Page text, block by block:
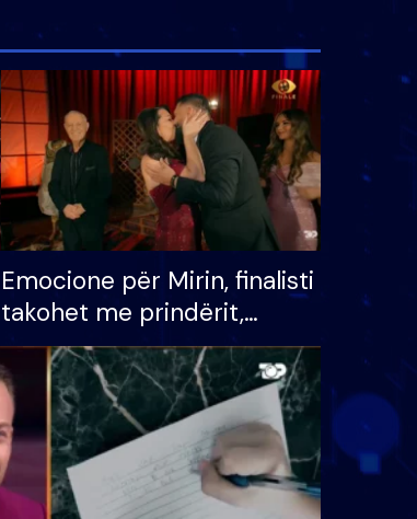
Emocione për Mirin, finalisti
takohet me prindërit,
vajzën dhe bashkëshorten:
S’kemi ndonjë letër divorci
apo jo?